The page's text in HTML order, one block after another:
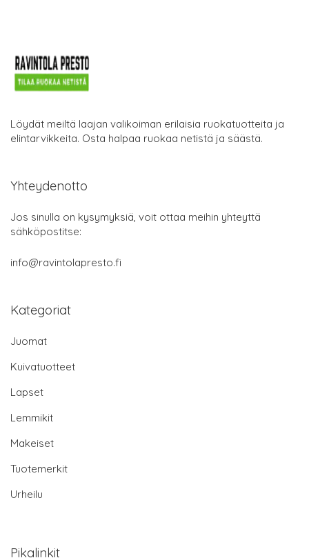
Löydät meiltä laajan valikoiman erilaisia ruokatuotteita ja
elintarvikkeita. Osta halpaa ruokaa netistä ja säästä.
Yhteydenotto
Jos sinulla on kysymyksiä, voit ottaa meihin yhteyttä
sähköpostitse:
info@ravintolapresto.fi
Kategoriat
Juomat
Kuivatuotteet
Lapset
Lemmikit
Makeiset
Tuotemerkit
Urheilu
Pikalinkit